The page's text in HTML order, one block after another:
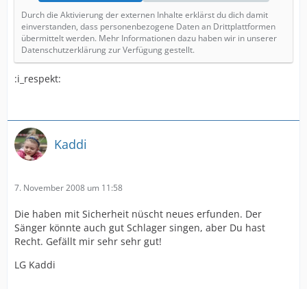
Durch die Aktivierung der externen Inhalte erklärst du dich damit
einverstanden, dass personenbezogene Daten an Drittplattformen
übermittelt werden. Mehr Informationen dazu haben wir in unserer
Datenschutzerklärung zur Verfügung gestellt.
:i_respekt:
Kaddi
7. November 2008 um 11:58
Die haben mit Sicherheit nüscht neues erfunden. Der
Sänger könnte auch gut Schlager singen, aber Du hast
Recht. Gefällt mir sehr sehr gut!
LG Kaddi